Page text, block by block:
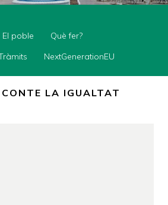
El poble
Què fer?
NextGenerationEU
CONTE LA IGUALTAT